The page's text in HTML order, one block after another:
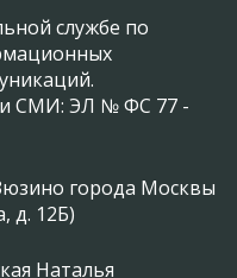
службе по
СМИ: ЭЛ № ФС 77 -
города Москвы
д. 12Б)
Наталья